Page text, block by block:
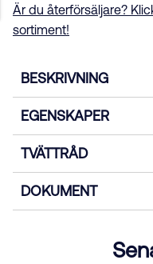
Är du återförsäljare?
sortiment!
BESKRIVNING
EGENSKAPER
TVÄTTRÅD
DOKUMENT